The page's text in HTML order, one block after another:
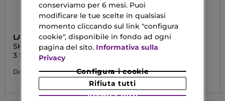
LANCÔME
SKIN IDOLE
3 Serum Supertint
Da 38,28 €
CLINIQUE
MOISTURE SURGE™
Da 37,10 €
conserviamo per 6 mesi. Puoi
modificare le tue scelte in qualsiasi
momento cliccando sul link "configura
cookie", disponibile in fondo ad ogni
pagina del sito. Informativa sulla
Privacy
Configura i cookie
Rifiuta tutti
Accetta tutti